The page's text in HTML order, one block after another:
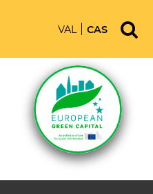
VAL CAS